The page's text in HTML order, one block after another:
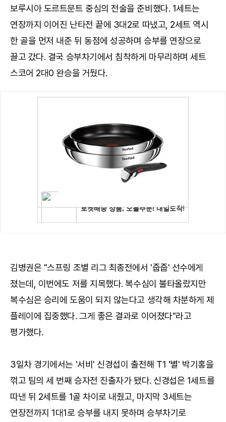
보루시아 도르트문트 중심의 전술을 준비했다. 1세트는
연장까지 이어진 난타전 끝에 3대2로 따냈고, 2세트 역시
한 골을 먼저 내준 뒤 동점에 성공하며 승부를 연장으로
끌고 갔다. 결국 승부차기에서 침착하게 마무리하며 세트
스코어 2대0 완승을 거뒀다.
김병권은 "스프링 조별 리그 최종전에서 '줍줍' 선수에게
졌는데, 이번에도 저를 지목했다. 복수심이 불타올랐지만
복수심은 승리에 도움이 되지 않는다고 생각해 차분하게 제
플레이에 집중했다. 그게 좋은 결과로 이어졌다"라고
평가했다.
3일차 경기에서는 '서비' 신경섭이 출전해 T1 '별' 박기홍을
꺾고 팀의 세 번째 승자전 진출자가 됐다. 신경섭은 1세트를
따낸 뒤 2세트를 1골 차이로 내줬고, 마지막 3세트는
연장전까지 1대1로 승부를 내지 못하며 승부차기로